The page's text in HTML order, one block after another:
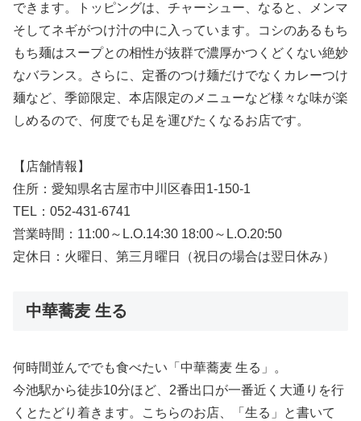
できます。トッピングは、チャーシュー、なると、メンマ
そしてネギがつけ汁の中に入っています。コシのあるもち
もち麺はスープとの相性が抜群で濃厚かつくどくない絶妙
なバランス。さらに、定番のつけ麺だけでなくカレーつけ
麺など、季節限定、本店限定のメニューなど様々な味が楽
しめるので、何度でも足を運びたくなるお店です。
【店舗情報】
住所：愛知県名古屋市中川区春田1-150-1
TEL：052-431-6741
営業時間：11:00～L.O.14:30 18:00～L.O.20:50
定休日：火曜日、第三月曜日（祝日の場合は翌日休み）
中華蕎麦 生る
何時間並んででも食べたい「中華蕎麦 生る」。
今池駅から徒歩10分ほど、2番出口が一番近く大通りを行
くとたどり着きます。こちらのお店、「生る」と書いて